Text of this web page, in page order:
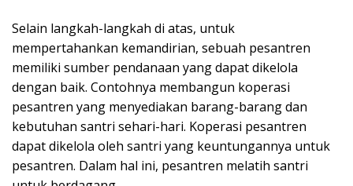
Selain langkah-langkah di atas, untuk
mempertahankan kemandirian, sebuah pesantren
memiliki sumber pendanaan yang dapat dikelola
dengan baik. Contohnya membangun koperasi
pesantren yang menyediakan barang-barang dan
kebutuhan santri sehari-hari. Koperasi pesantren
dapat dikelola oleh santri yang keuntungannya untuk
pesantren. Dalam hal ini, pesantren melatih santri